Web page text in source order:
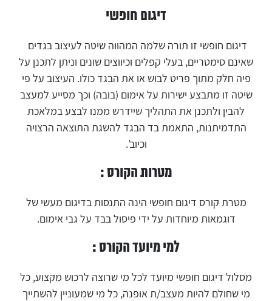
דיגום חופשי
דיגום חופשי זו תורה שלמה המהווה שיטה לעיצוב בגדים
שאינם סימטריים, בעלי קפלים וכיווצים שונים וניתן לתכנן על
פיה חלק מתוך פריט לבוש או את הבגד כולו. העיצוב על פי
שיטה זו מתבצע ישירות על אימום (בובה) וכך מסייע למעצב
להבין ולתכנן את התהליך שיידרש ממנו לבצע במלאכת
התדמיתנות, התאמת בד הבגד להשגת התוצאה הרצויה
וכיוב’.
מטרות הקורס :
מטרת קורס דיגום חופשי הינה התנסות בדיגום מעשי של
דוגמאות מיוחדות על ידי פיסול בבד על גבי אימום.
למי מיועד הקורס :
מסלול דיגום חופשי מיועד לכל מי שרוצה לרכוש מקצוע, כל
מי שחולם להיות מעצב/ת אופנה, כל מי שמעוניין להשתייך